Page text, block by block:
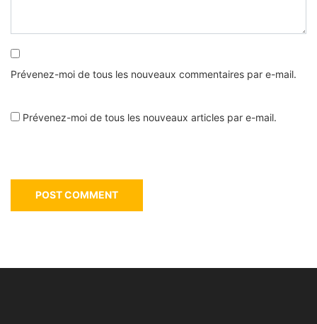
Prévenez-moi de tous les nouveaux commentaires par e-mail.
Prévenez-moi de tous les nouveaux articles par e-mail.